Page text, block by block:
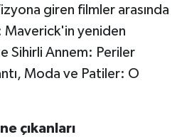
giren filmler arasında
Maverick'in yeniden
Sihirli Annem: Periler
Moda ve Patiler: O
çıkanları